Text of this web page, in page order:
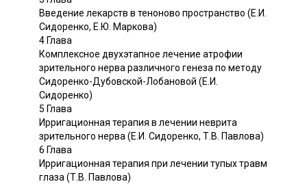
Введение лекарств в теноново пространство (Е.И.
Сидоренко, Е.Ю. Маркова)
4 Глава
Комплексное двухэтапное лечение атрофии
зрительного нерва различного генеза по методу
Сидоренко-Дубовской-Лобановой (Е.И.
Сидоренко)
5 Глава
Ирригационная терапия в лечении неврита
зрительного нерва (Е.И. Сидоренко, Т.В. Павлова)
6 Глава
Ирригационная терапия при лечении тупых травм
глаза (Т.В. Павлова)